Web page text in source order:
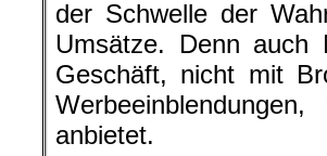
der Schwelle der
Umsätze. Denn auch
Geschäft, nicht mit
anbietet.